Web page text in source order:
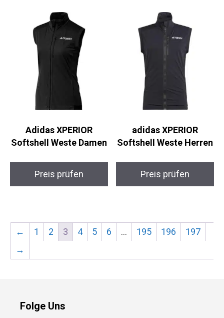
Adidas XPERIOR
Softshell Weste
Damen
Preis prüfen
adidas XPERIOR
Softshell Weste
Herren
Preis prüfen
1 2 3 4 5 6 195 196
197
Folge Uns